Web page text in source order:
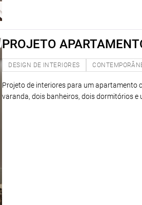
PROJETO
DESIGN DE INTERIORES
Projeto de interiores para um apartamento
varanda, dois banheiros, dois dormitórios e